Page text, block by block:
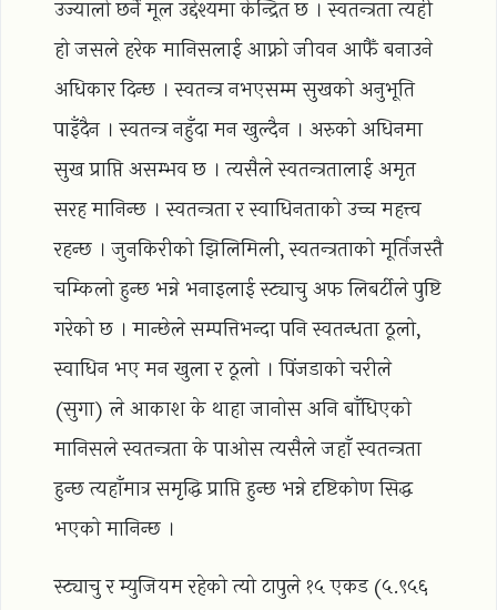
उज्यालो छर्ने मूल उद्देश्यमा केन्द्रित छ । स्वतन्त्रता त्यही
हो जसले हरेक मानिसलाई आफ्नो जीवन आफैँ बनाउने
अधिकार दिन्छ । स्वतन्त्र नभएसम्म सुखको अनुभूति
पाइँदैन । स्वतन्त्र नहुँदा मन खुल्दैन । अरुको अधिनमा
सुख प्राप्ति असम्भव छ । त्यसैले स्वतन्त्रतालाई अमृत
सरह मानिन्छ । स्वतन्त्रता र स्वाधिनताको उच्च महत्त्व
रहन्छ । जुनकिरीको झिलिमिली, स्वतन्त्रताको मूर्तिजस्तै
चम्किलो हुन्छ भन्ने भनाइलाई स्ट्याचु अफ लिबर्टीले पुष्टि
गरेको छ । मान्छेले सम्पत्तिभन्दा पनि स्वतन्धता ठूलो,
स्वाधिन भए मन खुला र ठूलो । पिंजडाको चरीले
(सुगा) ले आकाश के थाहा जानोस अनि बाँधिएको
मानिसले स्वतन्त्रता के पाओस त्यसैले जहाँ स्वतन्त्रता
हुन्छ त्यहाँमात्र समृद्धि प्राप्ति हुन्छ भन्ने दृष्टिकोण सिद्ध
भएको मानिन्छ ।
स्ट्याचु र म्युजियम रहेको त्यो टापुले १५ एकड (५.९५६